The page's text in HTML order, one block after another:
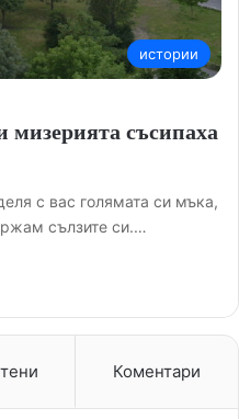
истории
мизерията съсипаха
с вас голямата си мъка,
сълзите си.…
Коментари